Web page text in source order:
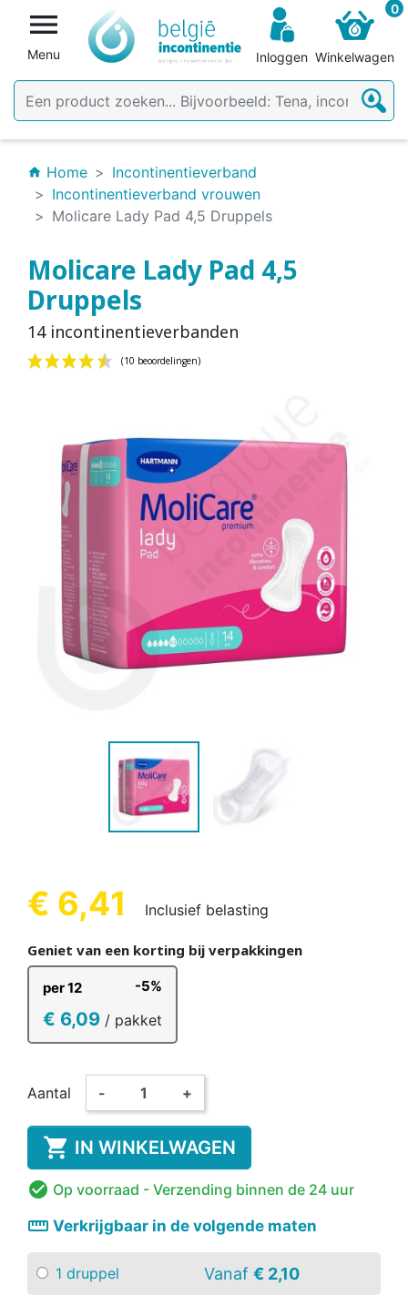

Menu Inloggen
0
Winkelwagen
home Home
Incontinentieverband
Incontinentieverband vrouwen
Molicare Lady Pad 4,5 Druppels
Molicare Lady Pad 4,5
Druppels
14 incontinentieverbanden
€ 6,41 Inclusief belasting
Geniet van een korting bij verpakkingen
per 12 -5%
€ 6,09 / pakket
Aantal - +
 IN WINKELWAGEN
 Op voorraad - Verzending binnen de 24 uur
straighten Verkrijgbaar in de volgende maten
1 druppel Vanaf € 2,10